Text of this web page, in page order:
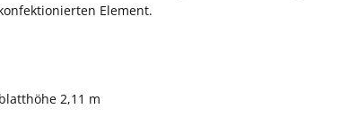
Element.
2,11 m